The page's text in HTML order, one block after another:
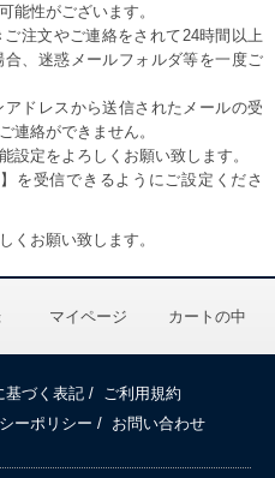
能性がございます。
注文やご連絡をされて24時間以上
、迷惑メールフォルダ等を一度ご
ドレスから送信されたメールの受
連絡ができません。
設定をよろしくお願い致します。
を受信できるようにご設定くださ
くお願い致します。
マイページ カートの中
基づく表記 /
ご利用規約
ーポリシー / お問い合わせ